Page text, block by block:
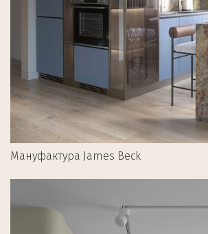
Мануфактура James Beck